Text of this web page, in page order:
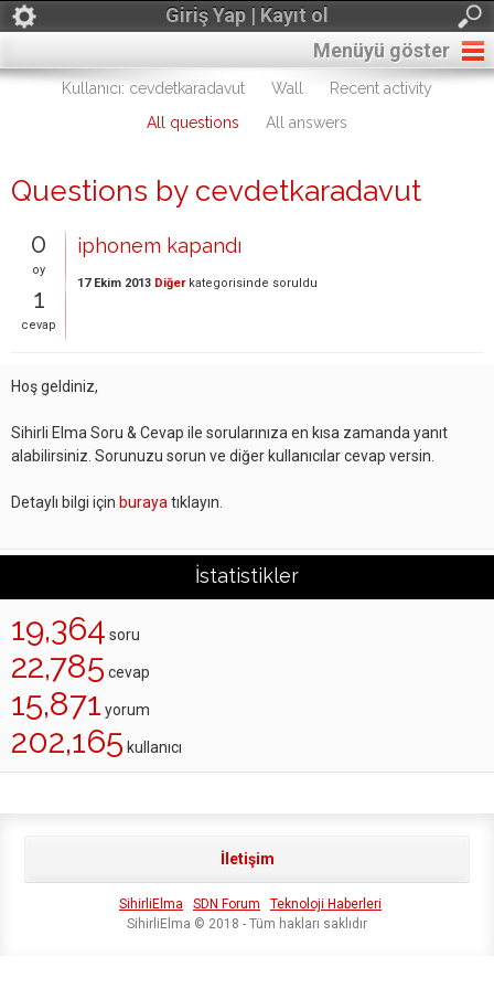
Giriş Yap | Kayıt ol
Menüyü göster
Kullanıcı: cevdetkaradavut Wall
Recent activity
All questions
All answers
Questions by cevdetkaradavut
0
oy
1
cevap
iphonem kapandı
17 Ekim 2013 Diğerkategorisinde soruldu
Hoş geldiniz,
Sihirli Elma Soru & Cevap ile sorularınıza en kısa zamanda yanıt
alabilirsiniz. Sorunuzu sorun ve diğer kullanıcılar cevap versin.
Detaylı bilgi için buraya tıklayın.
İstatistikler
19,364 soru
22,785 cevap
15,871 yorum
202,165 kullanıcı
İletişim
SihirliElma SDN Forum
Teknoloji Haberleri
SihirliElma © 2018 - Tüm hakları saklıdır